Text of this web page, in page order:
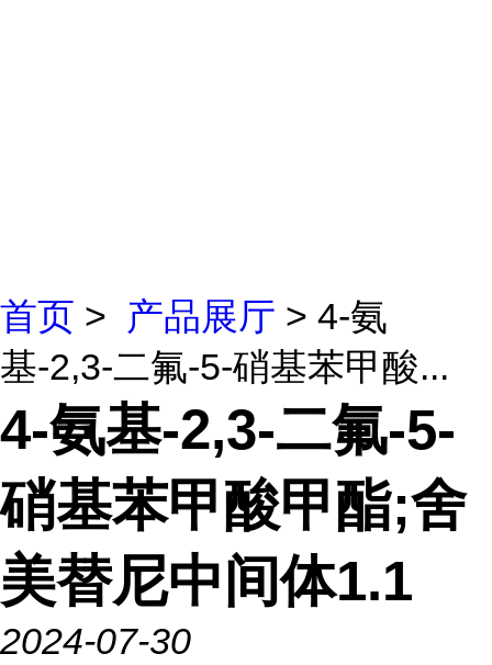
首页 > 产品展厅 > 4-氨
基-2,3-二氟-5-硝基苯甲酸...
4-氨基-2,3-二氟-5-
硝基苯甲酸甲酯;舍
美替尼中间体1.1
2024-07-30